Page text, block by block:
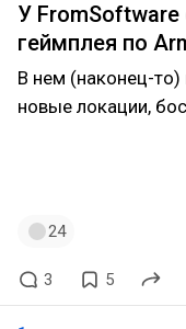
У
геймплея по
В нем (наконец-
новые локации,
24
3 5